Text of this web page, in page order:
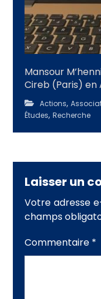
Mansour
Cireb (Paris) en
Actions,
Études,Recherche
Laisser un
Votre adresse
champs
Commentaire *